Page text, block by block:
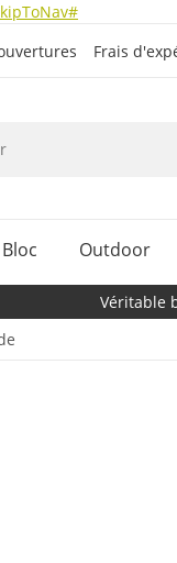
Frais
Bloc Outdoor
Véritable